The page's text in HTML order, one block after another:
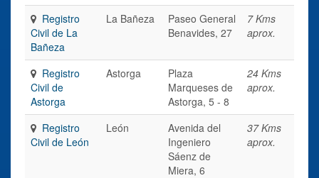
Registro
Civil de La
Bañeza
La Bañeza
Paseo General
Benavides, 27
7 Kms
aprox.
Registro
Civil de
Astorga
Astorga
Plaza
Marqueses de
Astorga, 5 - 8
24 Kms
aprox.
Registro
Civil de León
León
Avenida del
Ingeniero
Sáenz de
Miera, 6
37 Kms
aprox.